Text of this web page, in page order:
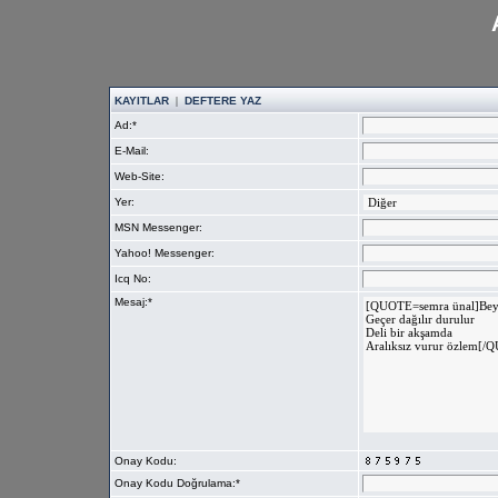
KAYITLAR | DEFTERE YAZ
Ad:*
E-Mail:
Web-Site:
Yer:
MSN Messenger:
Yahoo! Messenger:
Icq No:
Mesaj:*
Onay Kodu:
Onay Kodu Doğrulama:*